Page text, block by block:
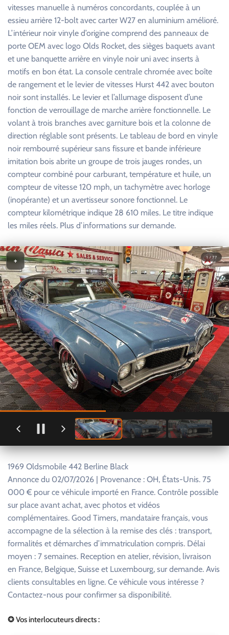
vitesses manuelle à numéros concordants, couplée à un
essieu arrière 12-bolt avec carter W27 en aluminium amélioré.
L’intérieur noir vinyle d’origine comprend des panneaux de
porte OEM avec logo Olds Rocket, des sièges baquets avant
et une banquette arrière en vinyle noir uni avec inserts à
motifs en bon état. La console centrale chromée avec boîte
de rangement et le levier de vitesses Hurst 442 avec bouton
noir sont installés. Le levier et l’allumage disposent d’une
fonction de verrouillage de marche arrière fonctionnelle. Le
volant à trois branches avec garniture bois et la colonne de
direction réglable sont présents. Le tableau de bord en vinyle
noir rembourré supérieur sans fissure et bande inférieure
imitation bois abrite un groupe de trois jauges rondes, un
compteur combiné pour carburant, température et huile, un
compteur de vitesse 120 mph, un tachymètre avec horloge
(inopérante) et un avertisseur sonore fonctionnel. Le
compteur kilométrique indique 28 610 miles. Le titre indique
les miles réels. Plus d’informations sur demande.
1 / 77
+
1969 Oldsmobile 442 Berline Black
Annonce du 02/07/2026 | Provenance : OH, États-Unis. 75
000 € pour ce véhicule importé en France. Contrôle possible
sur place avant achat, avec photos et vidéos
complémentaires. Good Timers, mandataire français, vous
accompagne de la sélection à la remise des clés : transport,
formalités et démarches d’immatriculation compris. Délai
moyen : 7 semaines. Reception en atelier, révision, livraison
en France, Belgique, Suisse et Luxembourg, sur demande. Avis
clients consultables en ligne. Ce véhicule vous intéresse ?
Contactez-nous pour confirmer sa disponibilité.
✪ Vos interlocuteurs directs :